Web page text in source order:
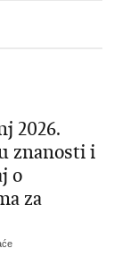
2026.
znanosti i
o
za